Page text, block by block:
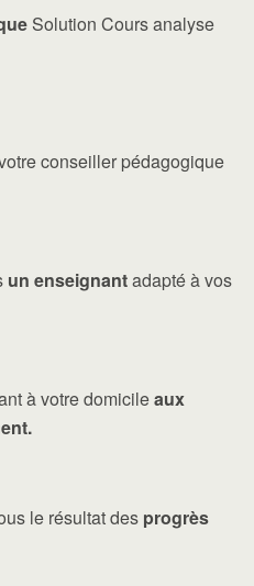
Solution Cours analyse
conseiller pédagogique
un enseignantadapté à vos
à votre domicileaux
le résultat des progrès